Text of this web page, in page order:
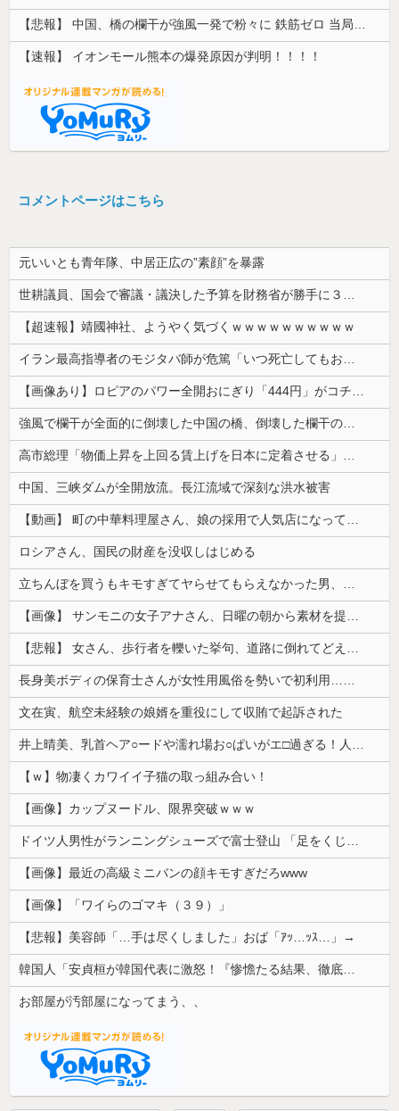
【速報】 イオンモール熊本の爆発原因が判明！！！！
コメントページはこちら
元いいとも青年隊、中居正広の”素顔”を暴露
世耕議員、国会で審議・議決した予算を財務省が勝手に３兆円動かしていると指摘・問題視
【超速報】靖國神社、ようやく気づくｗｗｗｗｗｗｗｗｗｗ
イラン最高指導者のモジタバ師が危篤「いつ死亡してもおかしくない」…イラン大統領「意思疎通はかなり難しい」！
【画像あり】ロピアのパワー全開おにぎり「444円」がコチラｗｗｗｗｗ
強風で欄干が全面的に倒壊した中国の橋、倒壊した欄干の破片を調べると凄まじい事実が発覚して……
高市総理「物価上昇を上回る賃上げを日本に定着させる」⇒ 国家公務員月給3.51％増へ
中国、三峡ダムが全開放流。長江流域で深刻な洪水被害
【動画】 町の中華料理屋さん、娘の採用で人気店になってしまう
ロシアさん、国民の財産を没収しはじめる
立ちんぼを買うもキモすぎてヤらせてもらえなかった男、代わりの足コキでまさかの大量身寸米青ｗｗｗ
【画像】 サンモニの女子アナさん、日曜の朝から素材を提供してしまう
【悲報】 女さん、歩行者を轢いた挙句、道路に倒れてどえらいことになってしまうw w w w w w w
長身美ボディの保育士さんが女性用風俗を勢いで初利用…子供に絶対見せられないメスの顔でイキまくり。
文在寅、航空未経験の娘婿を重役にして収賄で起訴された
井上晴美、乳首ヘア○ードや濡れ場お○ぱいがエ□過ぎる！人生最後のラスト写真集、最高！！
【ｗ】物凄くカワイイ子猫の取っ組み合い！
【画像】カップヌードル、限界突破ｗｗｗ
ドイツ人男性がランニングシューズで富士登山 「足をくじいて動けない」
【画像】最近の高級ミニバンの顔キモすぎだろwww
【画像】「ワイらのゴマキ（３９）」
【悲報】美容師「…手は尽くしました」おば「ｱｯ…ｯｽ…」→
韓国人「安貞桓が韓国代表に激怒！『惨憺たる結果、徹底的な刷新が必要だ』と監督や協会を痛烈批判」
お部屋が汚部屋になってまう、、